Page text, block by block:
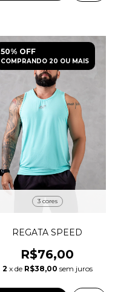
50% OFF
COMPRANDO 20 OU MAIS
3 cores
REGATA SPEED
R$76,00
2 x de R$38,00 sem juros